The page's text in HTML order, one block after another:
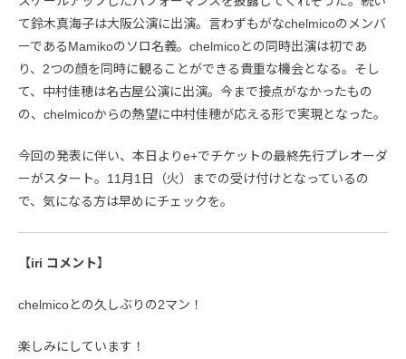
て鈴木真海子は大阪公演に出演。言わずもがなchelmicoのメンバ
ーであるMamikoのソロ名義。chelmicoとの同時出演は初であ
り、2つの顔を同時に観ることができる貴重な機会となる。そし
て、中村佳穂は名古屋公演に出演。今まで接点がなかったもの
の、chelmicoからの熱望に中村佳穂が応える形で実現となった。
今回の発表に伴い、本日よりe+でチケットの最終先行プレオーダ
ーがスタート。11月1日（火）までの受け付けとなっているの
で、気になる方は早めにチェックを。
【iri コメント】
chelmicoとの久しぶりの2マン！
楽しみにしています！